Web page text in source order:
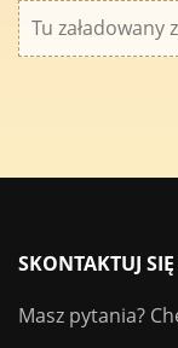
Tu załadowany
SKONTAKTUJ
Masz pytania?